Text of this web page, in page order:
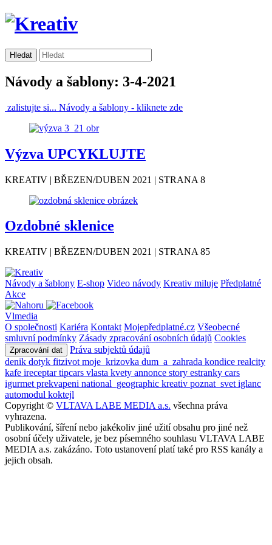
Návody a šablony: 3-4-2021
zalistujte si... Návody a šablony - kliknete zde
Výzva UPCYKLUJTE
KREATIV | BŘEZEN/DUBEN 2021 | STRANA 8
Ozdobné sklenice
KREATIV | BŘEZEN/DUBEN 2021 | STRANA 85
Návody a šablony E-shop Video návody Kreativ miluje Předplatné
Akce
Vlmedia
O společnosti Kariéra Kontakt Mojepředplatné.cz Všeobecné
smluvní podmínky Zásady zpracování osobních údajů Cookies
Zpracování dat
Práva subjektů údajů
denik dotyk fitzivot moje_krizovka dum_a_zahrada kondice realcity
kafe ireceptartipcars vlasta kvety annonce story estranky cars
igurmet prekvapeni national_geographic kreativ poznat_svet iglanc
automodul koktejl
Copyright © VLTAVA LABE MEDIA a.s. všechna práva
vyhrazena.
Publikování, šíření nebo jakékoliv jiné užití obsahu pro jiné než
osobní účely uživatele, je bez písemného souhlasu VLTAVA LABE
MEDIA a.s. zakázáno. Toto ustanovení platí také pro RSS kanály a
jejich obsah.